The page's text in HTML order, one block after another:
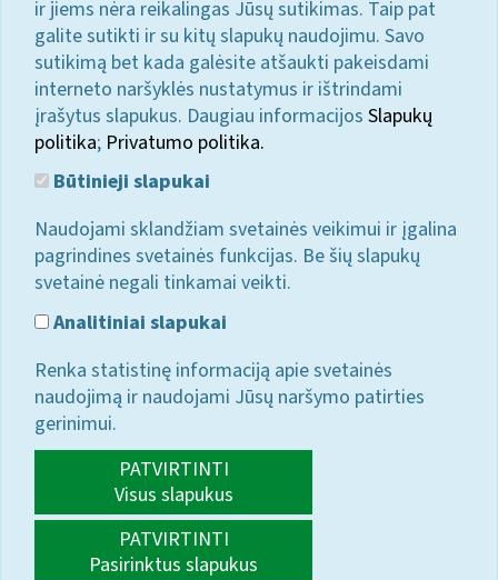
ir jiems nėra reikalingas Jūsų sutikimas. Taip pat
galite sutikti ir su kitų slapukų naudojimu. Savo
sutikimą bet kada galėsite atšaukti pakeisdami
interneto naršyklės nustatymus ir ištrindami
įrašytus slapukus. Daugiau informacijos Slapukų
politika; Privatumo politika.
Būtinieji slapukai
Naudojami sklandžiam svetainės veikimui ir įgalina
pagrindines svetainės funkcijas. Be šių slapukų
svetainė negali tinkamai veikti.
Analitiniai slapukai
Renka statistinę informaciją apie svetainės
naudojimą ir naudojami Jūsų naršymo patirties
gerinimui.
PATVIRTINTI
Visus slapukus
PATVIRTINTI
Pasirinktus slapukus